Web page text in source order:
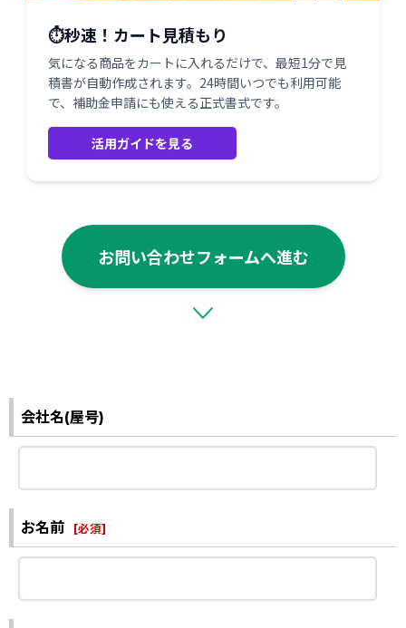
⏱️秒速！カート見積もり
気になる商品をカートに入れるだけで、最短1分で見
積書が自動作成されます。24時間いつでも利用可能
で、補助金申請にも使える正式書式です。
活用ガイドを見る
お問い合わせフォームへ進む
会社名(屋号)
お名前 [必須]